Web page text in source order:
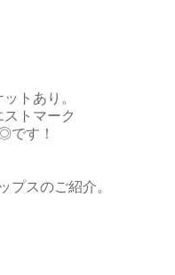
トあり。
トマーク
です！
プスのご紹介。